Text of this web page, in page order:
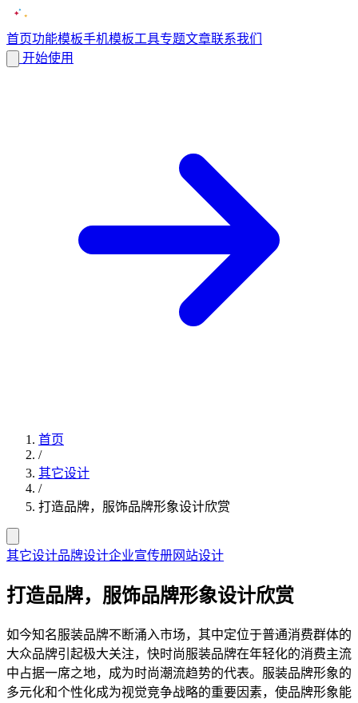
首页功能模板手机模板工具专题文章联系我们
开始使用
首页
/
其它设计
/
打造品牌，服饰品牌形象设计欣赏
其它设计品牌设计企业宣传册网站设计
打造品牌，服饰品牌形象设计欣赏
如今知名服装品牌不断涌入市场，其中定位于普通消费群体的
大众品牌引起极大关注，快时尚服装品牌在年轻化的消费主流
中占据一席之地，成为时尚潮流趋势的代表。服装品牌形象的
多元化和个性化成为视觉竞争战略的重要因素，使品牌形象能